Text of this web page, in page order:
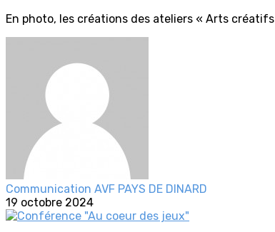
En photo, les créations des ateliers « Arts
Communication AVF PAYS DE DINARD
19 octobre 2024